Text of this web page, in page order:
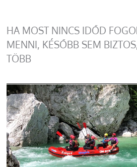
HA MOST NINCS IDŐD
MENNI, KÉSŐBB SEM
TÖBB